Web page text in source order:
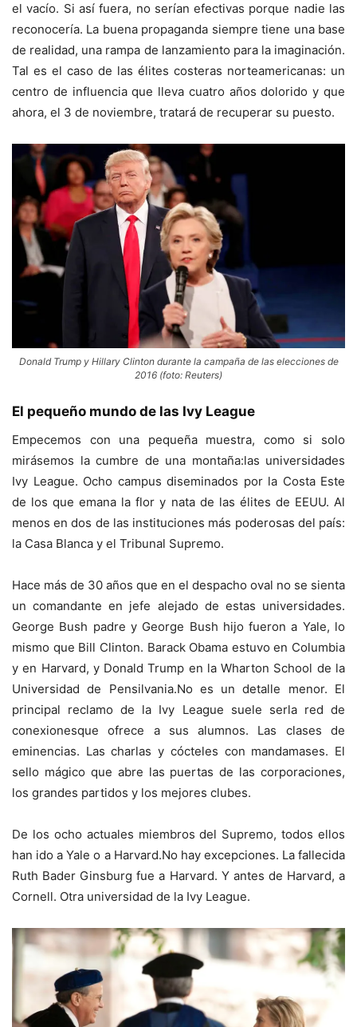
el vacío. Si así fuera, no serían efectivas porque nadie las
reconocería. La buena propaganda siempre tiene una base
de realidad, una rampa de lanzamiento para la imaginación.
Tal es el caso de las élites costeras norteamericanas: un
centro de influencia que lleva cuatro años dolorido y que
ahora, el 3 de noviembre, tratará de recuperar su puesto.
Donald Trump y Hillary Clinton durante la campaña de las elecciones de
2016 (foto: Reuters)
El pequeño mundo de las Ivy League
Empecemos con una pequeña muestra, como si solo
mirásemos la cumbre de una montaña:las universidades
Ivy League. Ocho campus diseminados por la Costa Este
de los que emana la flor y nata de las élites de EEUU. Al
menos en dos de las instituciones más poderosas del país:
la Casa Blanca y el Tribunal Supremo.
Hace más de 30 años que en el despacho oval no se sienta
un comandante en jefe alejado de estas universidades.
George Bush padre y George Bush hijo fueron a Yale, lo
mismo que Bill Clinton. Barack Obama estuvo en Columbia
y en Harvard, y Donald Trump en la Wharton School de la
Universidad de Pensilvania.No es un detalle menor. El
principal reclamo de la Ivy League suele serla red de
conexionesque ofrece a sus alumnos. Las clases de
eminencias. Las charlas y cócteles con mandamases. El
sello mágico que abre las puertas de las corporaciones,
los grandes partidos y los mejores clubes.
De los ocho actuales miembros del Supremo, todos ellos
han ido a Yale o a Harvard.No hay excepciones. La fallecida
Ruth Bader Ginsburg fue a Harvard. Y antes de Harvard, a
Cornell. Otra universidad de la Ivy League.